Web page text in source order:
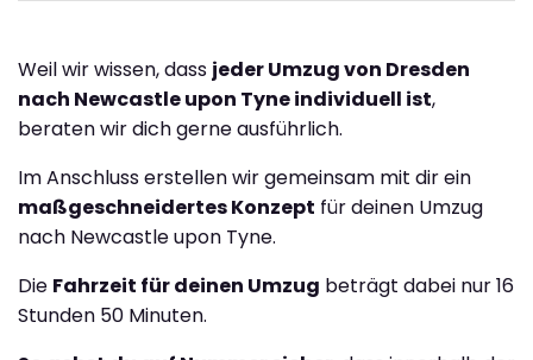
Weil wir wissen, dass jeder Umzug von Dresden
nach Newcastle upon Tyne individuell ist,
beraten wir dich gerne ausführlich.
Im Anschluss erstellen wir gemeinsam mit dir ein
maßgeschneidertes Konzept für deinen Umzug
nach Newcastle upon Tyne.
Die Fahrzeit für deinen Umzug beträgt dabei nur 16
Stunden 50 Minuten.